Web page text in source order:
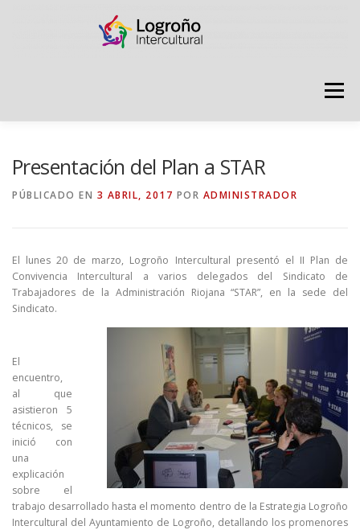
Menú
GRADÚATE EN CONVIVENCIA CAMPAÑAS
PUNTO DE ACOGIDA
Presentación del Plan a STAR
PÚBLICADO EN 3 ABRIL, 2017 POR ADMINISTRADOR
El lunes 20 de marzo, Logroño Intercultural presentó el II Plan de
Convivencia Intercultural a varios delegados del Sindicato de
Trabajadores de la Administración Riojana “STAR”, en la sede del
Sindicato.
El
encuentro,
al que
asistieron 5
técnicos, se
inició con
una
explicación
sobre el
trabajo desarrollado hasta el momento dentro de la Estrategia Logroño
Intercultural del Ayuntamiento de Logroño, detallando los promenores